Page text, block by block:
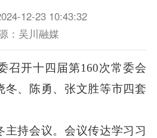
12-23 10:43:32
：吴川融媒
开十四届第160次常委会
冬、陈勇、张文胜等市四套
持会议。会议传达学习习